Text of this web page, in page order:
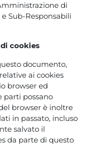
di
Sub-Responsabili
cookies
documento,
ai cookies
browser ed
parti possano
browser è inoltre
in passato, incluso
salvato il
da parte di questo